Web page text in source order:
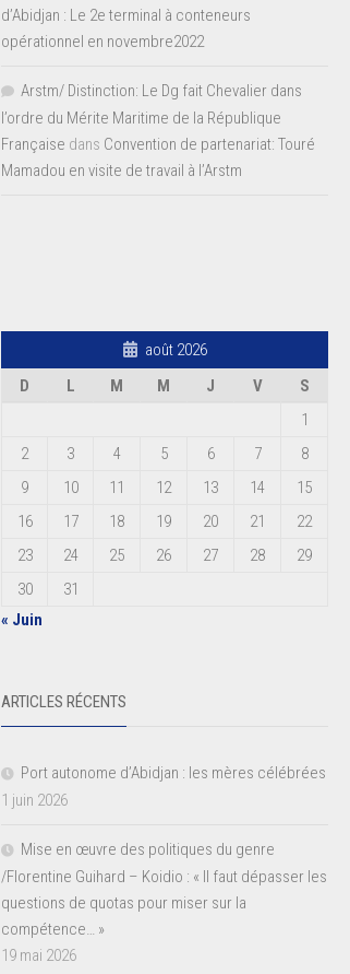
d’Abidjan : Le 2e terminal à conteneurs
opérationnel en novembre2022
Arstm/ Distinction: Le Dg fait Chevalier dans
l’ordre du Mérite Maritime de la République
Française dans Convention de partenariat: Touré
Mamadou en visite de travail à l’Arstm
août 2026
D
L M M J V
S
1
2
3 4 5 6 7
8
9
10 11 12 13 14
15
16
17 18 19 20 21
22
23
24 25 26 27 28
29
30
31
« Juin
ARTICLES RÉCENTS
Port autonome d’Abidjan : les mères célébrées
1 juin 2026
Mise en œuvre des politiques du genre
/Florentine Guihard – Koidio : « Il faut dépasser les
questions de quotas pour miser sur la
compétence… »
19 mai 2026